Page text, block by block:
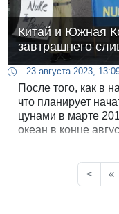
Китай и Южная
завтрашнего
23 августа 2023,
После того, как в
что планирует
цунами в марте
океан в конце
ноту протеста. В
< «